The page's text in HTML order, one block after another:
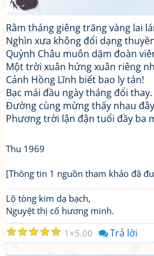
Rằm tháng giêng trăng vàng lai
Nghìn xưa không đổi dạng
Quỳnh Châu muôn dặm đoàn
Một trời xuân hứng xuân riêng
Cảnh Hồng Lĩnh biết bao ly tán!
Bạc mái đầu ngày tháng đổi thay.
Đường cùng mừng thấy nhau
Phương trời lận đận tuổi đầy ba
Thu 1969
[Thông tin 1 nguồn tham khảo đã
Lộ tòng kim dạ bạch,
Nguyệt thị cố hương minh.
☆
☆
☆
☆
☆ 1 5.00 Trả lời